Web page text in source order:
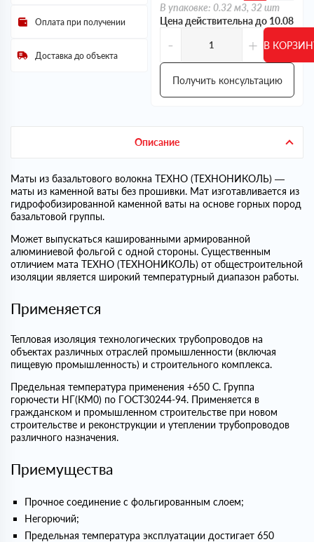
В упаковке: 0.32 м3, 32 шт
Цена действительна до 10.08
- + В
Получить консультацию
Оплата при получении
Доставка до объекта
Описание
Маты из базальтового волокна ТЕХНО (ТЕХНОНИКОЛЬ) —
маты из каменной ваты без прошивки. Мат изготавливается из
гидрофобизированной каменной ваты на основе горных пород
базальтовой группы.
Может выпускаться кашированными армированной
алюминиевой фольгой с одной стороны. Существенным
отличием мата ТЕХНО (ТЕХНОНИКОЛЬ) от общестроительной
изоляции является широкий температурный диапазон работы.
Применяется
Тепловая изоляция технологических трубопроводов на
объектах различных отраслей промышленности (включая
пищевую промышленность) и строительного комплекса.
Предельная температура применения +650 С. Группа
горючести НГ(КМ0) по ГОСТ30244-94. Применяется в
гражданском и промышленном строительстве при новом
строительстве и реконструкции и утеплении трубопроводов
различного назначения.
Приемущества
Прочное соединение с фольгированным слоем;
Негорючий;
Предельная температура эксплуатации достигает 650